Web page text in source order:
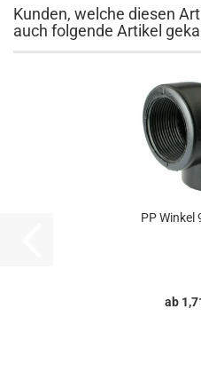
Kunden, welche diesen
auch folgende Artikel
PP Winkel
ab